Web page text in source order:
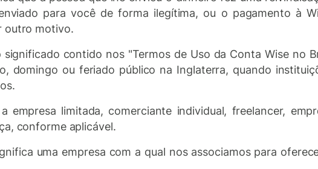
para você de forma ilegítima, ou o pagamento à
outro motivo.
significado contido nos "Termos de Uso da Conta Wise no
domingo ou feriado público na Inglaterra, quando
empresa limitada, comerciante individual, freelancer,
conforme aplicável.
uma empresa com a qual nos associamos para